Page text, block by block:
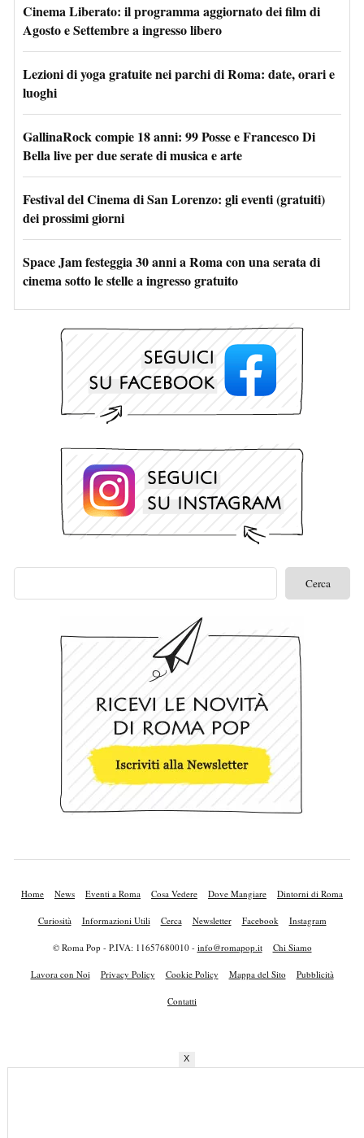
Cinema Liberato: il programma aggiornato dei film di
Agosto e Settembre a ingresso libero
Lezioni di yoga gratuite nei parchi di Roma: date, orari e
luoghi
GallinaRock compie 18 anni: 99 Posse e Francesco Di
Bella live per due serate di musica e arte
Festival del Cinema di San Lorenzo: gli eventi (gratuiti)
dei prossimi giorni
Space Jam festeggia 30 anni a Roma con una serata di
cinema sotto le stelle a ingresso gratuito
Home News Eventi a Roma Cosa Vedere Dove Mangiare Dintorni di Roma
Curiosità Informazioni Utili Cerca Newsletter Facebook Instagram
© Roma Pop - P.IVA: 11657680010 - info@romapop.it Chi Siamo
Lavora con Noi Privacy Policy Cookie Policy Mappa del Sito Pubblicità
Contatti
X